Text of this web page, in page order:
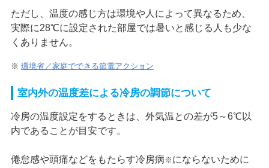
ただし、温度の感じ方は環境や人によって異なるため、
実際に28℃に設定された部屋では暑いと感じる人も少な
くありません。
※ 環境省／家庭でできる節電アクション
室内外の温度差による冷房の調節について
冷房の温度設定をするときは、外気温との差が5～6℃以
内であることが目安です。
倦怠感や頭痛などをもたらす冷房病 ※ にならないために